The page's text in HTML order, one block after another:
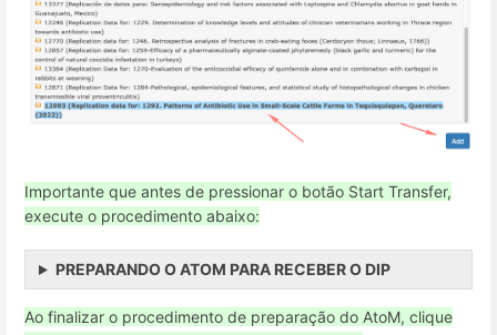
Importante que antes de pressionar o botão Start Transfer,
execute o procedimento abaixo:
PREPARANDO O ATOM PARA RECEBER O DIP
Ao finalizar o procedimento de preparação do AtoM, clique